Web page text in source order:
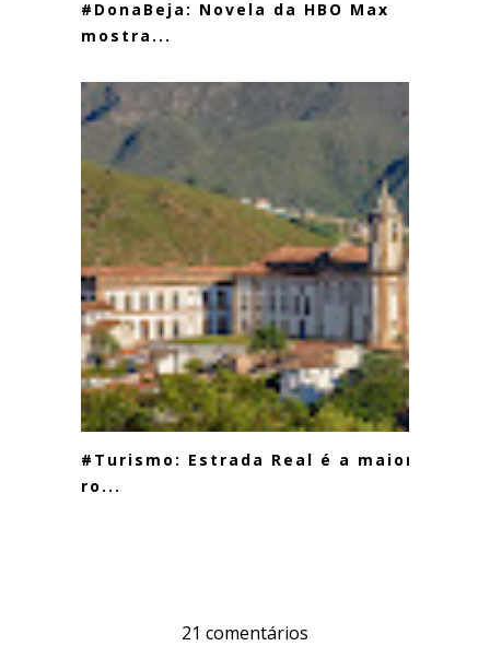
#DonaBeja: Novela da HBO Max
mostra...
#Turismo: Estrada Real é a maior
ro...
21 comentários